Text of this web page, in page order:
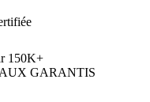
150K+
GARANTIS